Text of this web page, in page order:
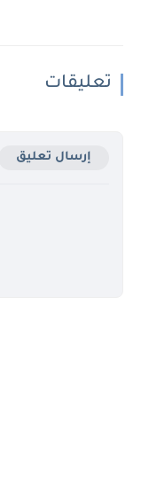
تعليقات
إرسال تعليق